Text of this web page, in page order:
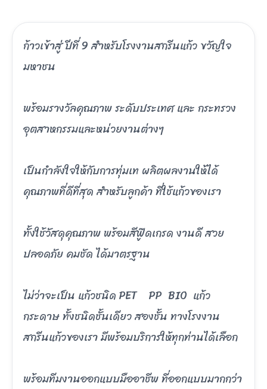
ก้าวเข้าสู่ ปีที่ 9 สำหรับโรงงานสกรีนแก้ว ขวัญใจ
มหาชน
พร้อมรางวัลคุณภาพ ระดับประเทศ และ กระทรวง
อุตสาหกรรมและหน่วยงานต่างๆ
เป็นกำลังใจให้กับการทุ่มเท ผลิตผลงานให้ได้
คุณภาพที่ดีที่สุด สำหรับลูกค้า ที่ใช้แก้วของเรา
ทั้งใช้วัสดุคุณภาพ พร้อมสีฟู๊ดเกรด งานดี สวย
ปลอดภัย คมชัด ได้มาตรฐาน
ไม่ว่าจะเป็น แก้วชนิด PET PP BIO แก้ว
กระดาษ ทั้งชนิดชั้นเดียว สองชั้น ทางโรงงาน
สกรีนแก้วของเรา มีพร้อมบริการให้ทุกท่านได้เลือก
พร้อมทีมงานออกแบบมืออาชีพ ที่ออกแบบมากกว่า